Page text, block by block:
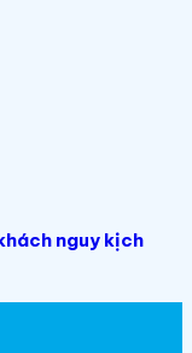
nguy kịch